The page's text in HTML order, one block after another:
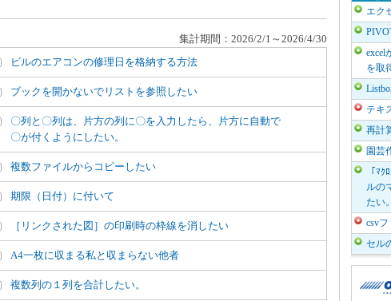
集計期間：2026/2/1～2026/4/30
ビルのエアコンの修理日を格納する方法
ブックを開かないでリストを参照したい
〇列と〇列は、片方の列に〇を入力したら、片方に自動で
〇が付くようにしたい。
複数ファイルからコピーしたい
期限（日付）に付いて
［リンクされた図］の印刷時の枠線を消したい
A4一枚に収まる私と収まらない他者
複数列の１列を合計したい。
エク
excel
を取
テキ
再計
園芸
「ﾏ
ルの
たい。
csv
セル